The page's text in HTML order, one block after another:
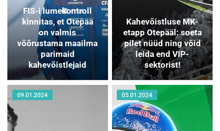
FIS-i lumekontroll
kinnitas, et Otepää
on valmis
võõrustama maailma
parimaid
kahevõistlejaid
Kahevõistluse MK-
etapp Otepääl: soeta
pilet nüüd ning võid
leida end VIP-
sektorist!
09.01.2024 05.01.2024